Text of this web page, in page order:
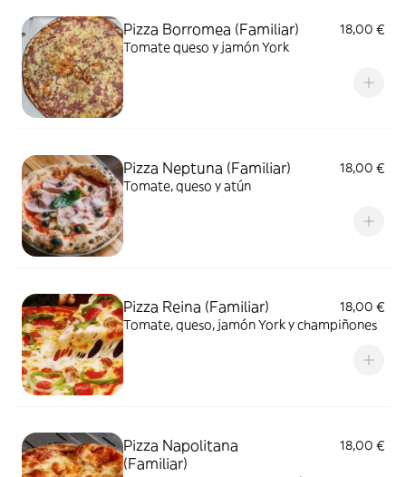
Pizza Borromea (Familiar)
18,00 €
Tomate queso y jamón York
Pizza Neptuna (Familiar)
18,00 €
Tomate, queso y atún
Pizza Reina (Familiar)
18,00 €
Tomate, queso, jamón York y champiñones
Pizza Napolitana
(Familiar)
18,00 €